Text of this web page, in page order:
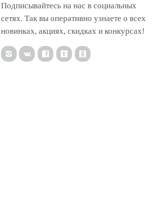
Подписывайтесь на нас в социальных
сетях. Так вы оперативно узнаете о всех
новинках, акциях, скидках и конкурсах!